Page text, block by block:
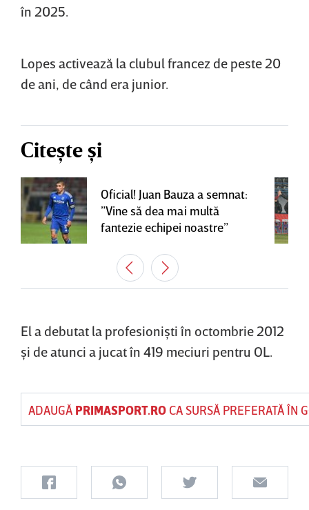
în 2025.
Lopes activează la clubul francez de peste 20
de ani, de când era junior.
Citește și
Oficial! Juan Bauza a semnat:
”Vine să dea mai multă
fantezie echipei noastre”
El a debutat la profesionişti în octombrie 2012
şi de atunci a jucat în 419 meciuri pentru OL.
ADAUGĂ PRIMASPORT.ROCA SURSĂ PREFERATĂ ÎN